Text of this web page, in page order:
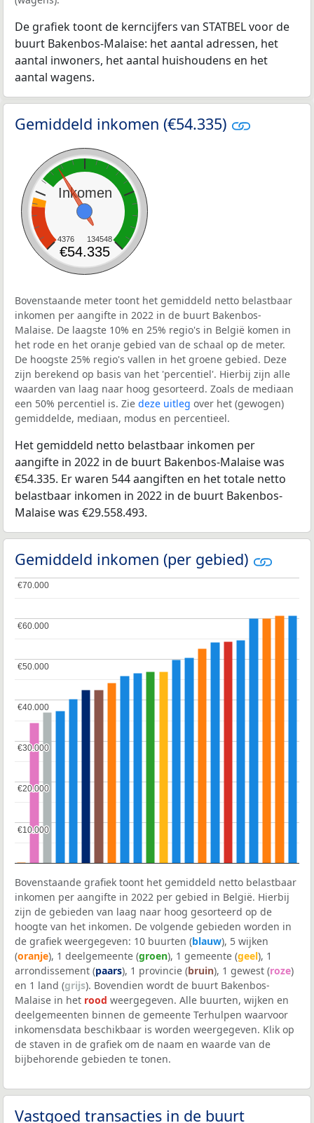
De grafiek toont de kerncijfers van STATBEL voor de
buurt Bakenbos-Malaise: het aantal adressen, het
aantal inwoners, het aantal huishoudens en het
aantal wagens.
Gemiddeld inkomen (€54.335)
Inkomen
4376 134548
€54.335
Bovenstaande meter toont het gemiddeld netto belastbaar
inkomen per aangifte in 2022 in de buurt Bakenbos-
Malaise. De laagste 10% en 25% regio's in België komen in
het rode en het oranje gebied van de schaal op de meter.
De hoogste 25% regio's vallen in het groene gebied. Deze
zijn berekend op basis van het 'percentiel'. Hierbij zijn alle
waarden van laag naar hoog gesorteerd. Zoals de mediaan
een 50% percentiel is. Zie deze uitleg over het (gewogen)
gemiddelde, mediaan, modus en percentieel.
Het gemiddeld netto belastbaar inkomen per
aangifte in 2022 in de buurt Bakenbos-Malaise was
€54.335. Er waren 544 aangiften en het totale netto
belastbaar inkomen in 2022 in de buurt Bakenbos-
Malaise was €29.558.493.
Gemiddeld inkomen (per gebied)
€10.000
€10.000
€20.000
€20.000
€30.000
€30.000
€40.000
€40.000
€50.000
€50.000
€60.000
€60.000
€70.000
€70.000
Bovenstaande grafiek toont het gemiddeld netto belastbaar
inkomen per aangifte in 2022 per gebied in België. Hierbij
zijn de gebieden van laag naar hoog gesorteerd op de
hoogte van het inkomen. De volgende gebieden worden in
de grafiek weergegeven: 10 buurten (blauw), 5 wijken
(oranje), 1 deelgemeente (groen), 1 gemeente (geel), 1
arrondissement (paars), 1 provincie (bruin), 1 gewest (roze)
en 1 land (grijs). Bovendien wordt de buurt Bakenbos-
Malaise in het rood weergegeven. Alle buurten, wijken en
deelgemeenten binnen de gemeente Terhulpen waarvoor
inkomensdata beschikbaar is worden weergegeven. Klik op
de staven in de grafiek om de naam en waarde van de
bijbehorende gebieden te tonen.
Vastgoed transacties in de buurt